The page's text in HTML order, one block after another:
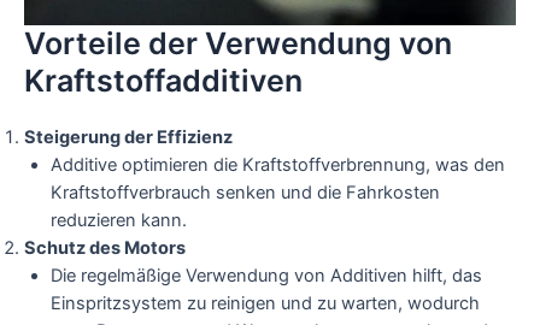
Vorteile der Verwendung von
Kraftstoffadditiven
Steigerung der Effizienz
Additive optimieren die Kraftstoffverbrennung, was den
Kraftstoffverbrauch senken und die Fahrkosten
reduzieren kann.
Schutz des Motors
Die regelmäßige Verwendung von Additiven hilft, das
Einspritzsystem zu reinigen und zu warten, wodurch